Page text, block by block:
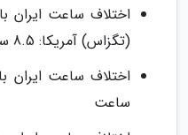
اختلاف ساعت ایران
(تگزاس) آمریکا: 8.5 ساعت
ساعت